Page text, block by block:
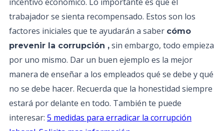
trabajador se sienta recompensado. Estos son los
factores iniciales que te ayudarán a saber cómo
prevenir la corrupción , sin embargo, todo empieza
por uno mismo. Dar un buen ejemplo es la mejor
manera de enseñar a los empleados qué se debe y qué
no se debe hacer. Recuerda que la honestidad siempre
estará por delante en todo. También te puede
interesar: 5 medidas para erradicar la corrupción